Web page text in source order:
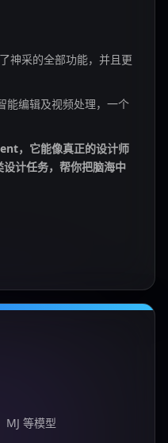
神采的全部功能，并且更
能编辑及视频处理，一个
，它能像真正的设计师
计任务，帮你把脑海中
MJ 等模型